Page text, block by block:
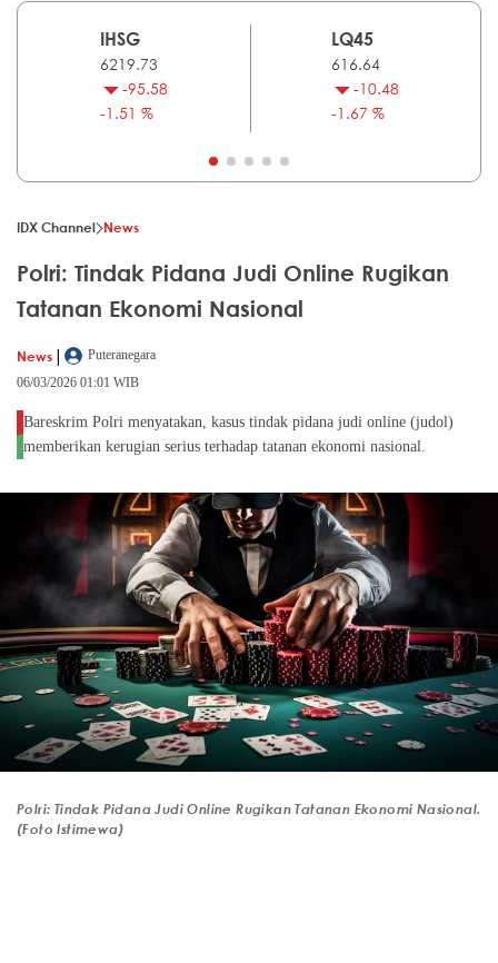
IHSG
6219.73
-95.58
-1.51 %
LQ45
616.64
-10.48
-1.67 %
IDX Channel News
Polri: Tindak Pidana Judi Online Rugikan
Tatanan Ekonomi Nasional
News |
Puteranegara
06/03/2026 01:01 WIB
Bareskrim Polri menyatakan, kasus tindak pidana judi online (judol)
memberikan kerugian serius terhadap tatanan ekonomi nasional.
Polri: Tindak Pidana Judi Online Rugikan Tatanan Ekonomi Nasional.
(Foto Istimewa)